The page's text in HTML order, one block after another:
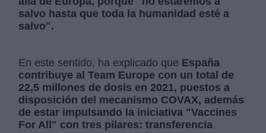
salvo hasta que toda la humanidad esté a
salvo".
En este sentido, ha explicado que España
contribuye al Team Europe con un total de
22,5 millones de dosis en 2021, puestos a
disposición del mecanismo COVAX, además
de estar impulsando la iniciativa "Vaccines
For All" con tres pilares: transferencia